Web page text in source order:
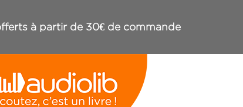
à partir de 30€ de commande